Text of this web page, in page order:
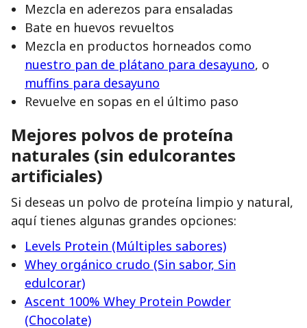
Mezcla en aderezos para ensaladas
Bate en huevos revueltos
Mezcla en productos horneados como
nuestro pan de plátano para desayuno, o
muffins para desayuno
Revuelve en sopas en el último paso
Mejores polvos de proteína
naturales (sin edulcorantes
artificiales)
Si deseas un polvo de proteína limpio y natural,
aquí tienes algunas grandes opciones:
Levels Protein (Múltiples sabores)
Whey orgánico crudo (Sin sabor, Sin
edulcorar)
Ascent 100% Whey Protein Powder
(Chocolate)